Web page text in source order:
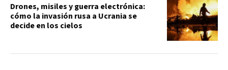
Drones, misiles y guerra electrónica:
cómo la invasión rusa a Ucrania se
decide en los cielos